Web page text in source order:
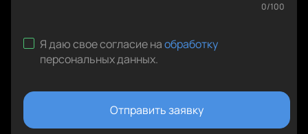
0/100
Я даю свое согласие наобработку
персональных данных.
Отправить заявку